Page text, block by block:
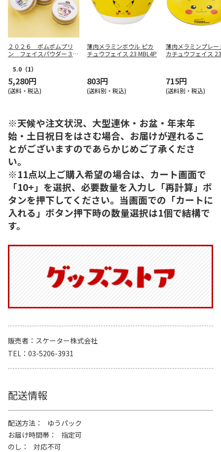
２０２６ ポムポムプリ
ン フェイスパウダー３個
5.0 （1）
5,280円
(送料・税込)
薄肉メラミンボウル ピカ
チュウフェイス 23 MBL4P
803円
(送料別・税込)
薄肉メラミンプレー
カチュウフェイス
715円
(送料別・税込)
※天候や注文状況、大型連休・お盆・年末年
始・土日祝日をはさむ場合、お届けが遅れるこ
とがございますのであらかじめご了承くださ
い。
※11点以上ご購入希望の場合は、カート画面で
「10+」を選択、必要数量を入力し「再計算」ボ
タンを押下してください。当画面での「カートに
入れる」ボタン押下時の数量選択は1個で結構で
す。
販売者
スケーター株式会社
TEL
03-5206-3931
配送情報
配送方法
ゆうパック
お届け時間帯
指定可
のし
対応不可